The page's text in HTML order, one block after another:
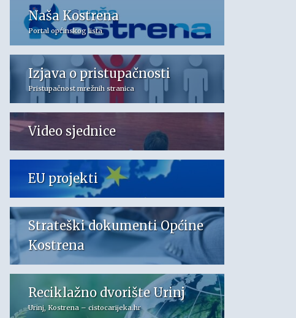
Naša Kostrena
Portal općinskog lista
Izjava o pristupačnosti
Pristupačnost mrežnih stranica
Video sjednice
EU projekti
Strateški dokumenti Općine
Kostrena
Reciklažno dvorište Urinj
Urinj, Kostrena – cistocarijeka.hr